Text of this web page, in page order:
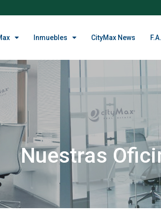
Inmuebles CityMax News
Nuestras